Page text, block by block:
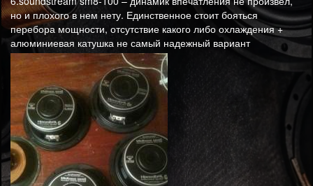
но и плохого в нем нету. Единственное стоит бояться
перебора мощности, отсутствие какого либо охлаждения +
алюминиевая катушка не самый надежный вариант